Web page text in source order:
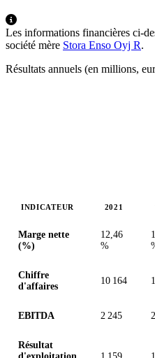
Les informations financières ci-
société mère Stora Enso Oyj R.
Résultats annuels (en millions,
INDICATEUR 2021
Marge nette
(%)
12,46
%
Chiffre
d'affaires
10 164
EBITDA 2 245
Résultat